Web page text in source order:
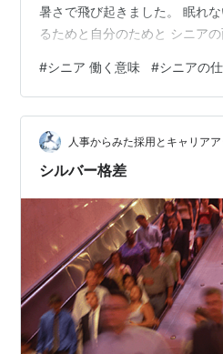
暑さで飛び起きました。 眠れ
るためと自分のためと シニア
うあります。 最近はたくさん
さの証明なのね～ そう、つく
る事はYouTubeを見ること だ
くシニアの動画が目に留まって
では足りないから働くシニアの
#シニア 働く意味 #シニアの
人事からみた採用とキャリア
シルバー格差